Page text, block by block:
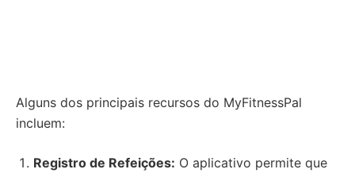
Alguns dos principais recursos do MyFitnessPal
incluem:
Registro de Refeições: O aplicativo permite que